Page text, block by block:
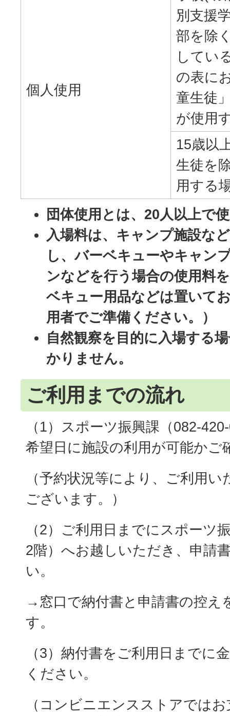
個人使用
別支援
部を除
してい
の表に
童生徒
が使用
15歳以
生徒を
用する
団体使用とは、20人以上で
入場料は、キャンプ施設な
し、バーベキューやキャン
ンなどを行う場合の使用料
ベキュー用品などは置いて
用者でご準備ください。）
自然観察を目的に入場する
かりません。
ご利用までの流れ
（1）スポーツ振興課（082-
希望日に施設の利用が可能かご
（予約状況等により、ご利用
ございます。）
（2）ご利用日までにスポーツ
2階）へお越しいただき、申請
い。
→窓口で納付書と申請書の控え
す。
（3）納付書をご利用日までに
ください。
（コンビニエンスストアでは